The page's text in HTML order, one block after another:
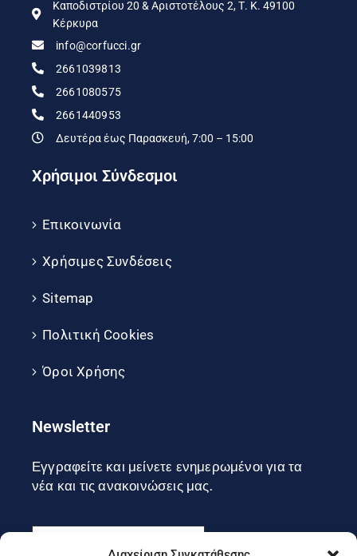
Καποδιστρίου 20 & Αριστοτέλους 2, Τ. Κ. 49100
Κέρκυρα
info@corfucci.gr
2661039813
2661080575
2661440953
Δευτέρα έως Παρασκευή, 7:00 – 15:00
Χρήσιμοι Σύνδεσμοι
Επικοινωνία
Χρήσιμες Συνδέσεις
Sitemap
Πολιτική Cookies
Όροι Χρήσης
Newsletter
Εγγραφείτε και μείνετε ενημερωμένοι για τα
νέα και τις ανακοινώσεις μας.